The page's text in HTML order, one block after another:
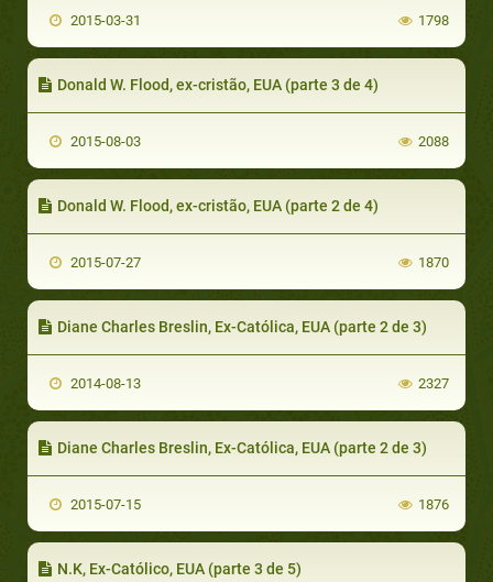
2015-03-31 1798
Donald W. Flood, ex-cristão, EUA (parte 3 de 4)
2015-08-03 2088
Donald W. Flood, ex-cristão, EUA (parte 2 de 4)
2015-07-27 1870
Diane Charles Breslin, Ex-Católica, EUA (parte 2 de 3)
2014-08-13 2327
Diane Charles Breslin, Ex-Católica, EUA (parte 2 de 3)
2015-07-15 1876
N.K, Ex-Católico, EUA (parte 3 de 5)